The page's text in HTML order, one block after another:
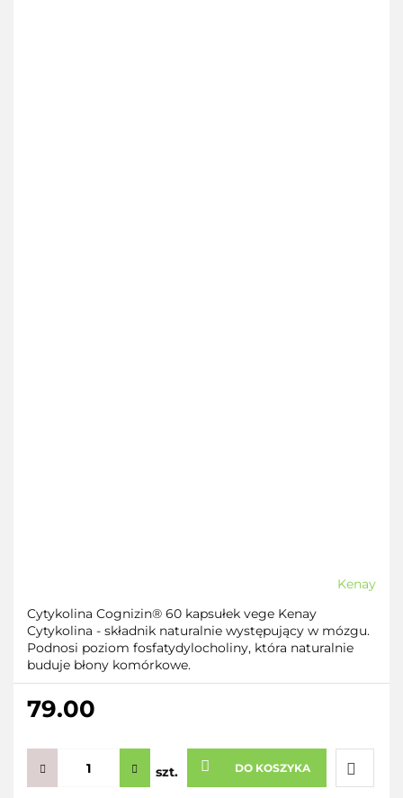
Kenay
Cytykolina Cognizin® 60 kapsułek vege Kenay
Cytykolina - składnik naturalnie występujący w mózgu.
Podnosi poziom fosfatydylocholiny, która naturalnie
buduje błony komórkowe.
79.00
szt. DO KOSZYKA